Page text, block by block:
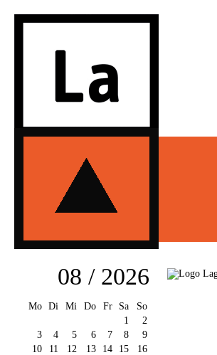
08 / 2026
Mo Di Mi Do Fr Sa
So
1
2
3
4 5 6 7 8
9
10
11 12 13 14 15
16